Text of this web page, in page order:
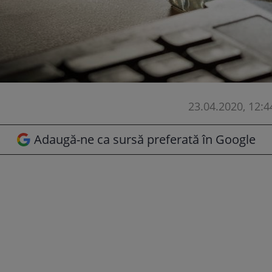
23.04.2020,
Adaugă-ne ca sursă preferată în Google